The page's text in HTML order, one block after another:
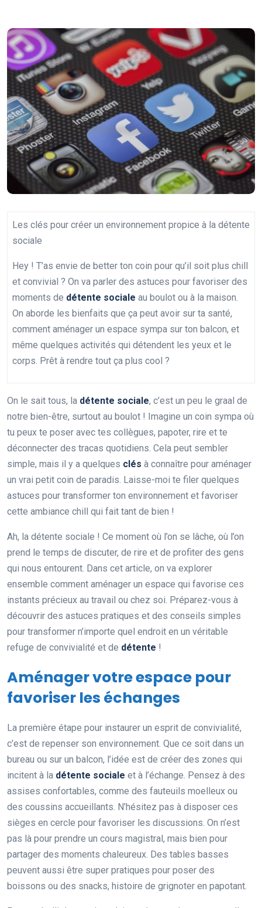
Les clés pour créer un environnement propice à la détente
sociale
Hey ! T’as envie de better ton coin pour qu’il soit plus chill
et convivial ? On va parler des astuces pour favoriser des
moments de détente sociale au boulot ou à la maison.
On aborde les bienfaits que ça peut avoir sur ta santé,
comment aménager un espace sympa sur ton balcon, et
même quelques activités qui détendent les yeux et le
corps. Prêt à rendre tout ça plus cool ?
On le sait tous, la détente sociale, c’est un peu le graal de
notre bien-être, surtout au boulot ! Imagine un coin sympa où
tu peux te poser avec tes collègues, papoter, rire et te
déconnecter des tracas quotidiens. Cela peut sembler
simple, mais il y a quelques clés à connaître pour aménager
un vrai petit coin de paradis. Laisse-moi te filer quelques
astuces pour transformer ton environnement et favoriser
cette ambiance chill qui fait tant de bien !
Ah, la détente sociale ! Ce moment où l’on se lâche, où l’on
prend le temps de discuter, de rire et de profiter des gens
qui nous entourent. Dans cet article, on va explorer
ensemble comment aménager un espace qui favorise ces
instants précieux au travail ou chez soi. Préparez-vous à
découvrir des astuces pratiques et des conseils simples
pour transformer n’importe quel endroit en un véritable
refuge de convivialité et de détente !
Aménager votre espace pour
favoriser les échanges
La première étape pour instaurer un esprit de convivialité,
c’est de repenser son environnement. Que ce soit dans un
bureau ou sur un balcon, l’idée est de créer des zones qui
incitent à la détente sociale et à l’échange. Pensez à des
assises confortables, comme des fauteuils moelleux ou
des coussins accueillants. N’hésitez pas à disposer ces
sièges en cercle pour favoriser les discussions. On n’est
pas là pour prendre un cours magistral, mais bien pour
partager des moments chaleureux. Des tables basses
peuvent aussi être super pratiques pour poser des
boissons ou des snacks, histoire de grignoter en papotant.